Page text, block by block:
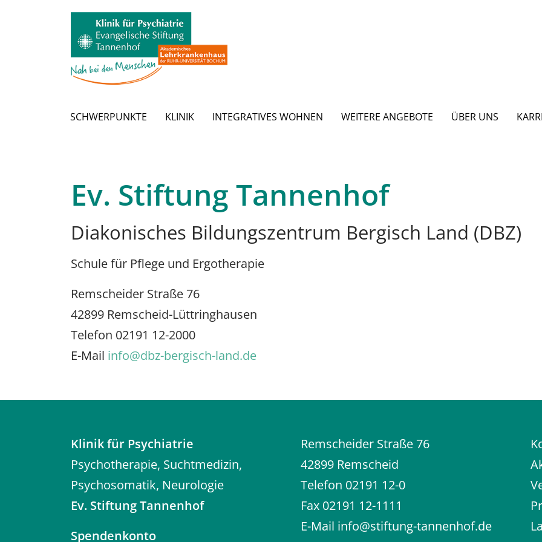
Zum Hauptinhalt springen
SCHWERPUNKTE KLINIK INTEGRATIVES WOHNEN WEITERE ANGEBOTE ÜBER UNS
Ev. Stiftung Tannenhof
Diakonisches Bildungszentrum Bergisch Land (DBZ)
Schule für Pflege und Ergotherapie
Remscheider Straße 76
42899 Remscheid-Lüttringhausen
Telefon 02191 12-2000
E-Mail info@dbz-bergisch-land.de
Klinik für Psychiatrie
Psychotherapie, Suchtmedizin,
Psychosomatik, Neurologie
Ev. Stiftung Tannenhof
Spendenkonto
Remscheider Straße 76
42899 Remscheid
Telefon 02191 12-0
Fax 02191 12-1111
E-Mail info@stiftung-tannenhof.de